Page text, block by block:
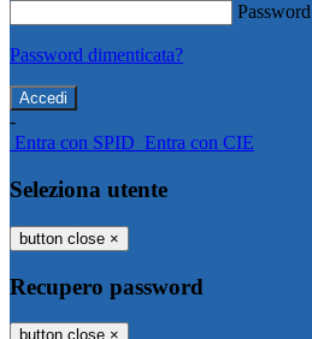
Password
Password dimenticata?
-
Entra con SPID Entra con CIE
Seleziona utente
button close ×
Recupero password
button close ×